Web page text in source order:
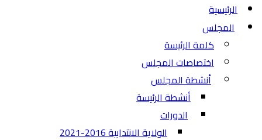
الرئيسية
المجلس
كلمة الرئيسة
اختصاصات المجلس
أنشطة المجلس
أنشطة الرئيسة
الدورات
الولاية الانتدابية 2016-2021